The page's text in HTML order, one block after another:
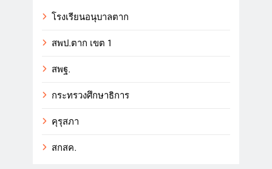
โรงเรียนอนุบาลตาก
สพป.ตาก เขต 1
สพฐ.
กระทรวงศึกษาธิการ
คุรุสภา
สกสค.